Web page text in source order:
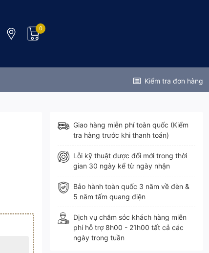
0
Kiểm tra đơn hàng
Giao hàng miễn phí toàn quốc (Kiểm
tra hàng trước khi thanh toán)
Lỗi kỹ thuật được đổi mới trong thời
gian 30 ngày kể từ ngày nhận
Bảo hành toàn quốc 3 năm về đèn &
5 năm tấm quang điện
Dịch vụ chăm sóc khách hàng miễn
phí hỗ trợ 8h00 - 21h00 tất cả các
ngày trong tuần